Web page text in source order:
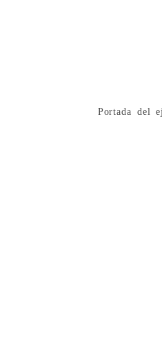
Portada del